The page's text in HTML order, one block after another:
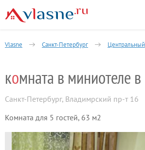
Vlasne Санкт-Петербург Центральный
ко
Санкт-Петербург, Владимрский пр-т 16
Комната для 5 гостей, 63 м2